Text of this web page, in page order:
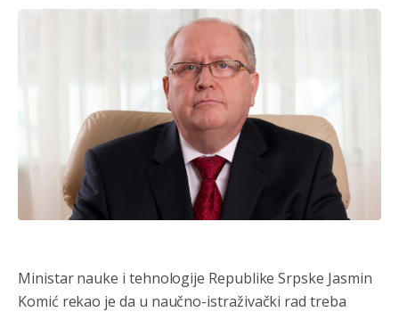
Ministar nauke i tehnologije Republike Srpske Jasmin
Komić rekao je da u naučno-istraživački rad treba